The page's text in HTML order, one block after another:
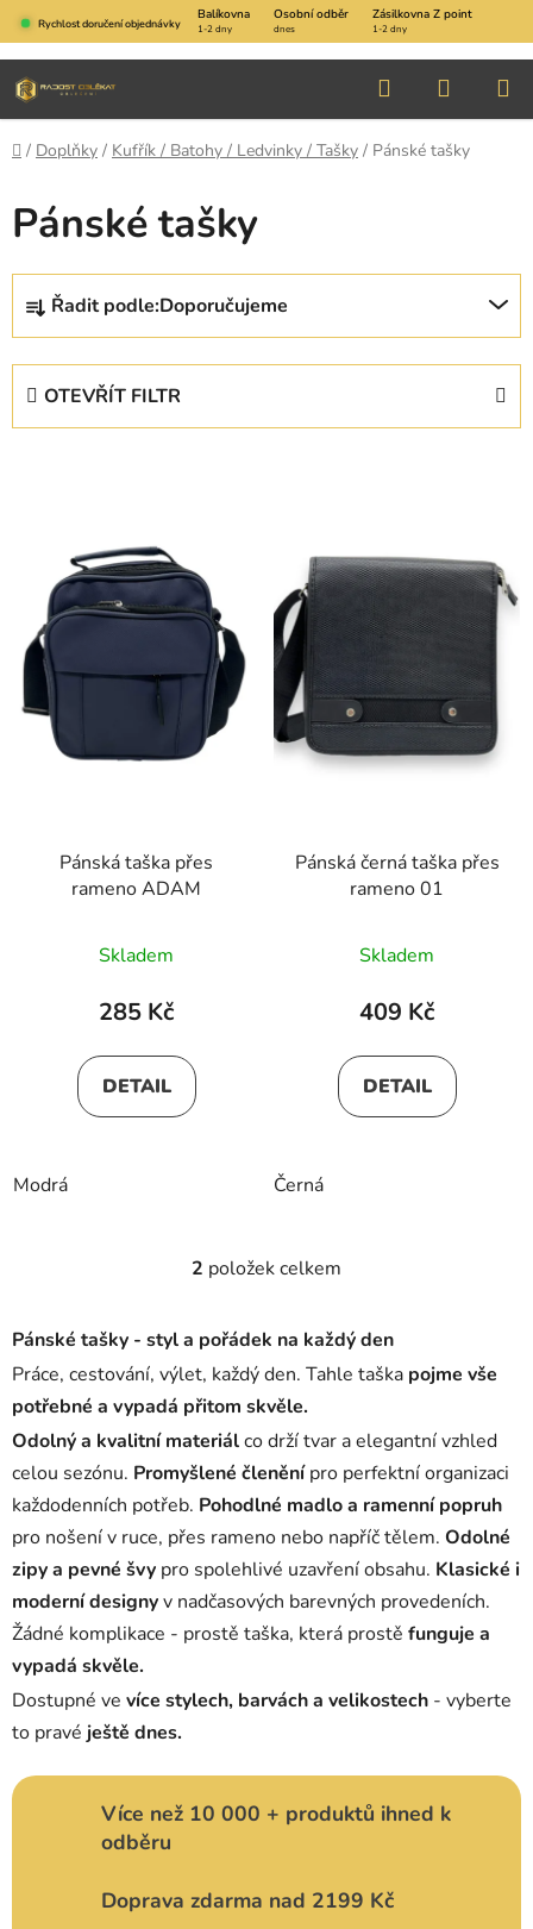
Přejít
na
obsah
Rychlost doručení objednávky
Balíkovna Osobní odběr Zásilkovna Z point
1-2 dny dnes 1-2 dny
Hledat
KOŠÍK
Domů
/ Doplňky / Kufřík / Batohy / Ledvinky / Tašky / Pánské tašky
Pánské tašky
Ř
z
ů
Řadit podle:Doporučujeme
OTEVŘÍT FILTR
d
Pánská taška přes
rameno ADAM
Skladem
285 Kč
DETAIL
Modrá
Pánská černá taška přes
rameno 01
Skladem
409 Kč
DETAIL
Černá
O
l
á
d
a
c
í
p
r
v
k
y
v
ý
i
2 položek celkem
Pánské tašky - styl a pořádek na každý den
Práce, cestování, výlet, každý den. Tahle taška pojme vše
potřebné a vypadá přitom skvěle.
Odolný a kvalitní materiálco drží tvar a elegantní vzhled
celou sezónu. Promyšlené členěnípro perfektní organizaci
každodenních potřeb. Pohodlné madlo a ramenní popruh
pro nošení v ruce, přes rameno nebo napříč tělem. Odolné
zipy a pevné švy pro spolehlivé uzavření obsahu. Klasické i
moderní designyv nadčasových barevných provedeních.
Žádné komplikace - prostě taška, která prostě funguje a
vypadá skvěle.
Dostupné ve více stylech, barvách a velikostech - vyberte
to pravé ještě dnes.
Více než 10 000 + produktů ihned k
odběru
Doprava zdarma nad 2199 Kč